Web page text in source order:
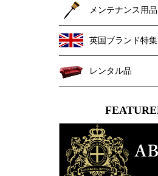
メンテナンス用品
英国ブランド特集
レンタル品